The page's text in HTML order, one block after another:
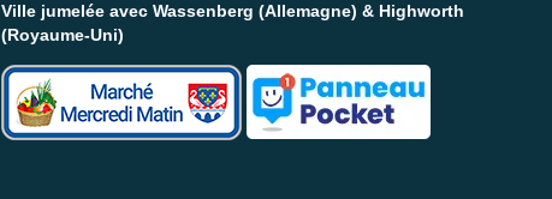
Ville jumelée avec Wassenberg (Allemagne) & Highworth
(Royaume-Uni)